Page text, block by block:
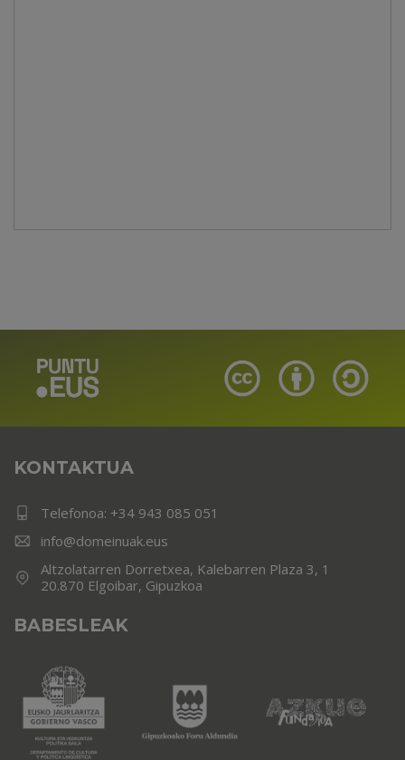
KONTAKTUA
Telefonoa: +34 943 085 051
info@domeinuak.eus
Altzolatarren Dorretxea, Kalebarren Plaza 3, 1
20.870 Elgoibar, Gipuzkoa
BABESLEAK